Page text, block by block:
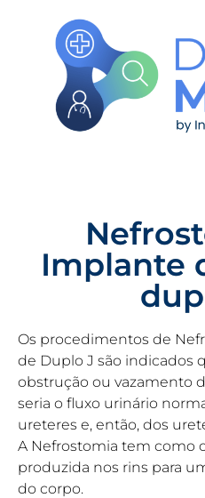
Implante
Os procedimentos de
de Duplo J são indicados
obstrução ou vazamento
seria o fluxo urinário
ureteres e, então, dos
A Nefrostomia tem como
produzida nos rins para
do corpo.